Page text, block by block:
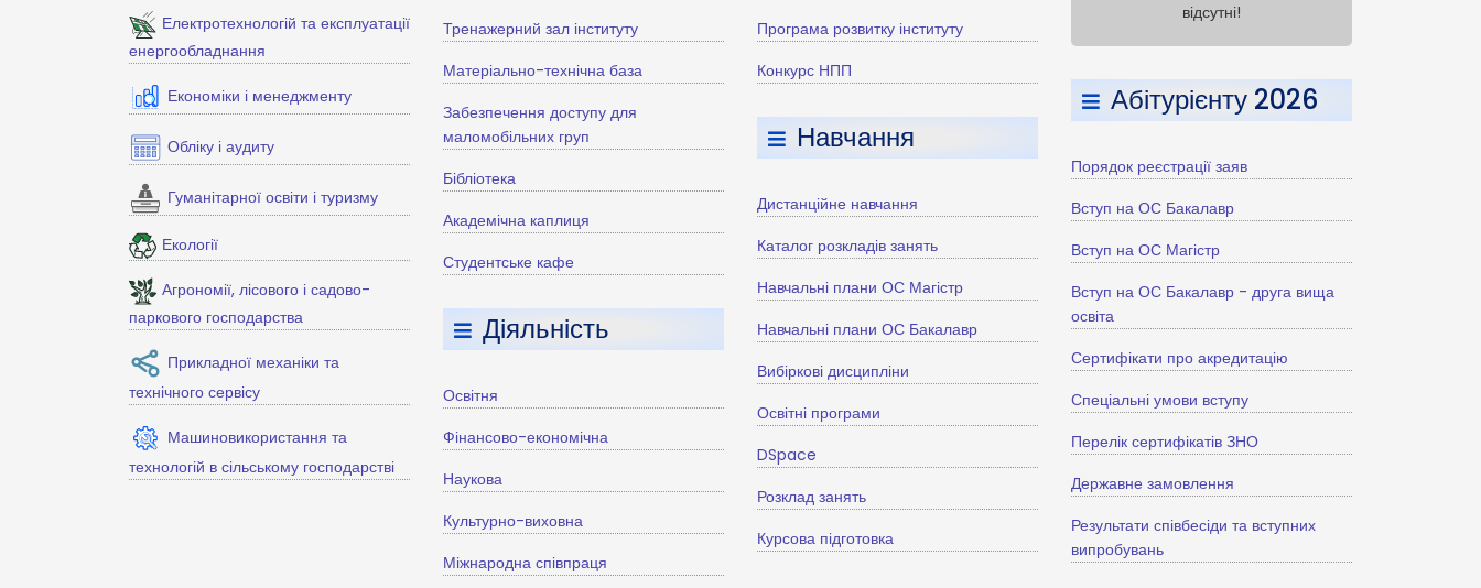
Електротехнологій та експлуатації
енергообладнання
Економіки і менеджменту
Обліку і аудиту
Гуманітарної освіти і туризму
Екології
Агрономії, лісового і садово-
паркового господарства
Прикладної механіки та
технічного сервісу
Машиновикористання та
технологій в сільському господарстві
Тренажерний зал інституту
Матеріально-технічна база
Забезпечення доступу для
маломобільних груп
Бібліотека
Академічна каплиця
Студентське кафе
Діяльність
Освітня
Фінансово-економічна
Наукова
Культурно-виховна
Міжнародна співпраця
Програма розвитку інституту
Конкурс НПП
Навчання
Дистанційне навчання
Каталог розкладів занять
Навчальні плани ОС Магістр
Навчальні плани ОС Бакалавр
Вибіркові дисципліни
Освітні програми
DSpace
Розклад занять
Курсова підготовка
відсутні!
Абітурієнту 2026
Порядок реєстрації заяв
Вступ на ОС Бакалавр
Вступ на ОС Магістр
Вступ на ОС Бакалавр - друга вища
освіта
Сертифікати про акредитацію
Спеціальні умови вступу
Перелік сертифікатів ЗНО
Державне замовлення
Результати співбесіди та вступних
випробувань